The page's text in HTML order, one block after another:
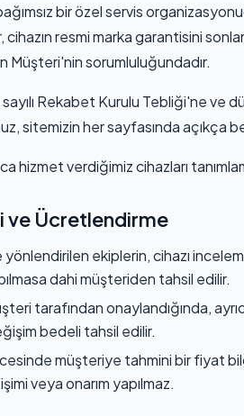
bir özel servis
cihazın resmi marka garantisini
Müşteri'nin sorumluluğundadır.
Rekabet Kurulu Tebliği'ne ve
sitemizin her sayfasında açıkça
hizmet verdiğimiz cihazları
ve Ücretlendirme
ekiplerin, cihazı
dahi müşteriden tahsil edilir.
tarafından onaylandığında,
bedeli tahsil edilir.
müşteriye tahmini bir fiyat
veya onarım yapılmaz.